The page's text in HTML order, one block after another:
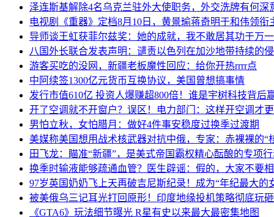
泽连斯基解除4名乌克兰驻外大使职务，外交洗牌有何深
电视剧《重器》定档8月10日，黄景瑜蒋奇明于和伟领衔
导师谈王虹获菲尔兹奖：她的成就，我不敢居其功于万一
八国外长联合发表声明：谴责以色列在加沙地带持续的
游客买吃的没网，新疆老板魔性回应：给你开热rrrr点
中阿续签1300亿元货币互换协议，美国曾想搞事情
发行市值610亿 投资人爆赚超800倍！谁是宇树科技背后
开了空调就不开窗户？误区！电力部门：这样开空调才
男怕立秋，女怕腊月：做好4件事安稳度过换季过渡期
美媒称美国想用战术核武器对抗中俄，专家：赤裸裸的“
田飞龙：瞄准“新疆”，是美式帝国霸权精心酝酿的专项
换季时输液能够疏通血管？医生辟谣：假的，大家不要
97岁英国奶奶飞上天再破吉尼斯纪录！成为“年纪最大的
被美俄乌三记耳光打回原形！印度地缘投机策略彻底玩
《GTA6》玩法细节曝光 R星有史以来最大最密集地图